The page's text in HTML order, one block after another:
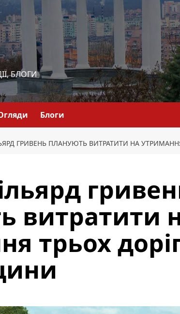
БЛОГИ
Блоги
ГРИВЕНЬ ПЛАНУЮТЬ ВИТРАТИТИ НА
витратити
трьох